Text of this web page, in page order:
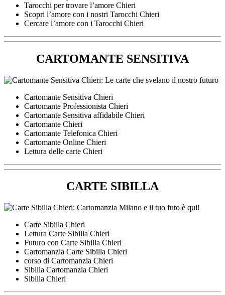
Tarocchi per trovare l’amore Chieri
Scopri l’amore con i nostri Tarocchi Chieri
Cercare l’amore con i Tarocchi Chieri
CARTOMANTE SENSITIVA
Cartomante Sensitiva Chieri
Cartomante Professionista Chieri
Cartomante Sensitiva affidabile Chieri
Cartomante Chieri
Cartomante Telefonica Chieri
Cartomante Online Chieri
Lettura delle carte Chieri
CARTE SIBILLA
Carte Sibilla Chieri
Lettura Carte Sibilla Chieri
Futuro con Carte Sibilla Chieri
Cartomanzia Carte Sibilla Chieri
corso di Cartomanzia Chieri
Sibilla Cartomanzia Chieri
Sibilla Chieri